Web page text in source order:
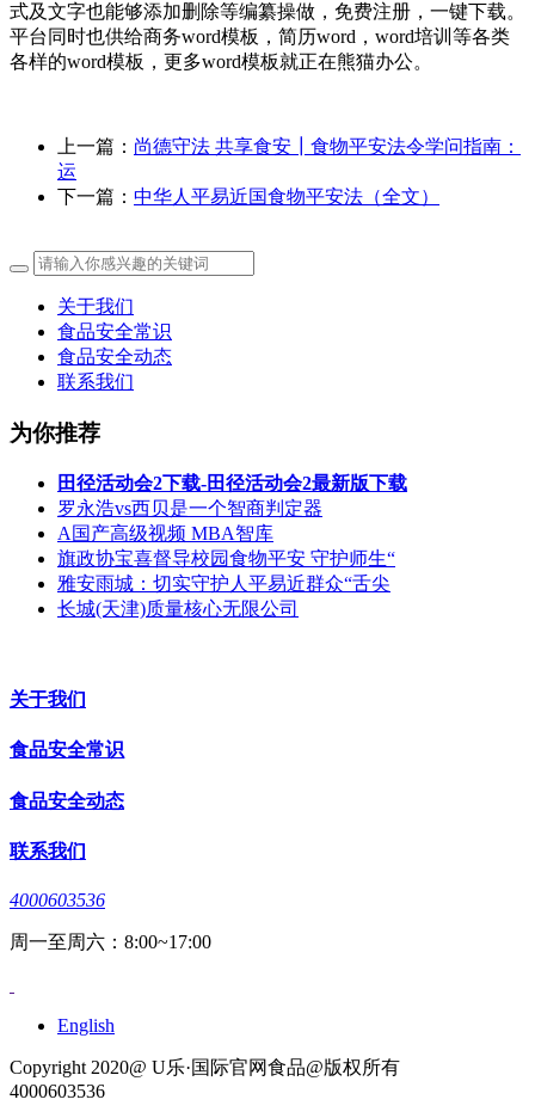
式及文字也能够添加删除等编纂操做，免费注册，一键下载。
平台同时也供给商务word模板，简历word，word培训等各类
各样的word模板，更多word模板就正在熊猫办公。
上一篇： 尚德守法 共享食安┃食物平安法令学问指南：
运
下一篇： 中华人平易近国食物平安法（全文）
关于我们
食品安全常识
食品安全动态
联系我们
为你推荐
田径活动会2下载-田径活动会2最新版下载
罗永浩vs西贝是一个智商判定器
A国产高级视频 MBA智库
旗政协宝喜督导校园食物平安 守护师生“
雅安雨城：切实守护人平易近群众“舌尖
长城(天津)质量核心无限公司
关于我们
食品安全常识
食品安全动态
联系我们
4000603536
周一至周六：8:00~17:00
English
Copyright 2020@ U乐·国际官网食品@版权所有
4000603536